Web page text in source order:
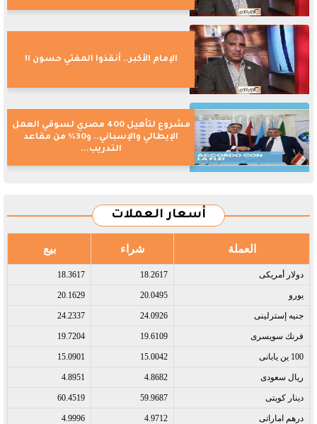
الإمام الأكبر.. أنقذوا المفتي حسون !!
مشروع لتأهيل 400 مصري لسوقي العمل
الإيطالي والإسباني.. و30% من مقاعد
التدريب...
أسعار العملات
العملة شراء بيع
دولار أمريكى​ 18.2617
18.3617
يورو​ 20.0495
20.1629
جنيه إسترلينى​ 24.0926
24.2337
فرنك سويسرى​ 19.6109
19.7204
100 ين يابانى​ 15.0042
15.0901
ريال سعودى​ 4.8682
4.8951
دينار كويتى​ 59.9687
60.4519
درهم اماراتى​ 4.9712
4.9996